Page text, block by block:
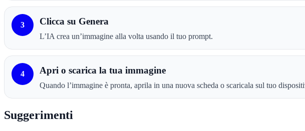
3 Clicca su Genera
L’IA crea un’immagine alla volta usando il tuo prompt.
4 Apri o scarica la tua immagine
Quando l’immagine è pronta, aprila in una nuova scheda o scaricala sul tuo
Suggerimenti